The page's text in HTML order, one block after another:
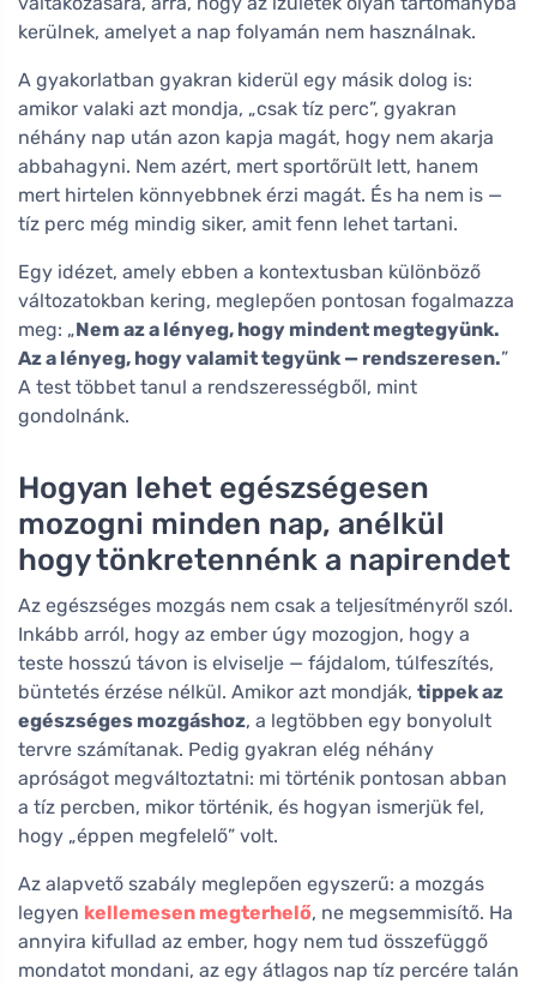
kerülnek, amelyet a nap folyamán nem használnak.
A gyakorlatban gyakran kiderül egy másik dolog is:
amikor valaki azt mondja, „csak tíz perc”, gyakran
néhány nap után azon kapja magát, hogy nem akarja
abbahagyni. Nem azért, mert sportőrült lett, hanem
mert hirtelen könnyebbnek érzi magát. És ha nem is —
tíz perc még mindig siker, amit fenn lehet tartani.
Egy idézet, amely ebben a kontextusban különböző
változatokban kering, meglepően pontosan fogalmazza
meg: „Nem az a lényeg, hogy mindent megtegyünk.
Az a lényeg, hogy valamit tegyünk — rendszeresen.”
A test többet tanul a rendszerességből, mint
gondolnánk.
Hogyan lehet egészségesen
mozogni minden nap, anélkül
hogy tönkretennénk a napirendet
Az egészséges mozgás nem csak a teljesítményről szól.
Inkább arról, hogy az ember úgy mozogjon, hogy a
teste hosszú távon is elviselje — fájdalom, túlfeszítés,
büntetés érzése nélkül. Amikor azt mondják, tippek az
egészséges mozgáshoz, a legtöbben egy bonyolult
tervre számítanak. Pedig gyakran elég néhány
apróságot megváltoztatni: mi történik pontosan abban
a tíz percben, mikor történik, és hogyan ismerjük fel,
hogy „éppen megfelelő” volt.
Az alapvető szabály meglepően egyszerű: a mozgás
legyen kellemesen megterhelő, ne megsemmisítő. Ha
annyira kifullad az ember, hogy nem tud összefüggő
mondatot mondani, az egy átlagos nap tíz percére talán